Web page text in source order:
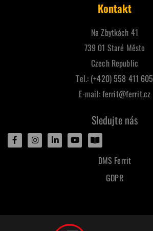
Kontakt
Na Zbytkách 41
739 01 Staré Město
Czech Republic
Tel.: (+420) 558 411 605
E-mail:ferrit@ferrit.cz
Sledujte nás
DMS Ferrit
GDPR